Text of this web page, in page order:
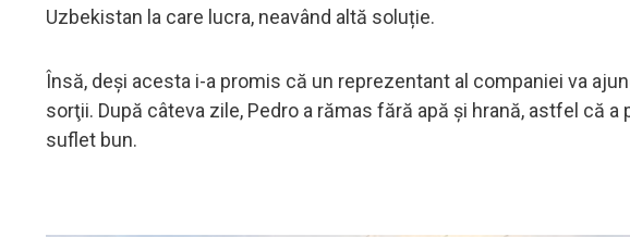
Uzbekistan la care lucra, neavând altă soluție.
Însă, deși acesta i-a promis că un reprezentant al companiei va
sorţii. După câteva zile, Pedro a rămas fără apă şi hrană, astfel că
suflet bun.